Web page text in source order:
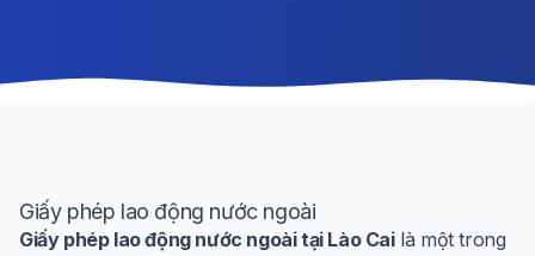
Giấy phép lao động nước ngoài
Giấy phép lao động nước ngoài tại Lào Cailà một trong